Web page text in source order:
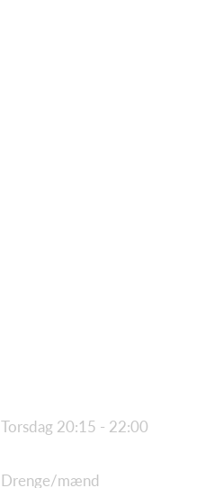
Torsdag 20:15 - 22:00
Drenge/mænd